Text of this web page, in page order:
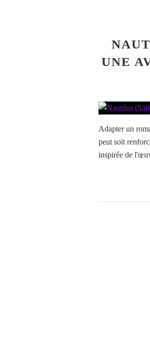
UNE
Adapter un
peut soit
inspirée de